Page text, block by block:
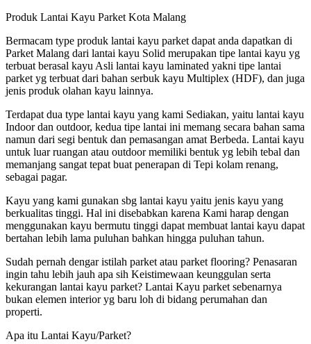
Produk Lantai Kayu Parket Kota Malang
Bermacam type produk lantai kayu parket dapat anda dapatkan di
Parket Malang dari lantai kayu Solid merupakan tipe lantai kayu yg
terbuat berasal kayu Asli lantai kayu laminated yakni tipe lantai
parket yg terbuat dari bahan serbuk kayu Multiplex (HDF), dan juga
jenis produk olahan kayu lainnya.
Terdapat dua type lantai kayu yang kami Sediakan, yaitu lantai kayu
Indoor dan outdoor, kedua tipe lantai ini memang secara bahan sama
namun dari segi bentuk dan pemasangan amat Berbeda. Lantai kayu
untuk luar ruangan atau outdoor memiliki bentuk yg lebih tebal dan
memanjang sangat tepat buat penerapan di Tepi kolam renang,
sebagai pagar.
Kayu yang kami gunakan sbg lantai kayu yaitu jenis kayu yang
berkualitas tinggi. Hal ini disebabkan karena Kami harap dengan
menggunakan kayu bermutu tinggi dapat membuat lantai kayu dapat
bertahan lebih lama puluhan bahkan hingga puluhan tahun.
Sudah pernah dengar istilah parket atau parket flooring? Penasaran
ingin tahu lebih jauh apa sih Keistimewaan keunggulan serta
kekurangan lantai kayu parket? Lantai Kayu parket sebenarnya
bukan elemen interior yg baru loh di bidang perumahan dan
properti.
Apa itu Lantai Kayu/Parket?